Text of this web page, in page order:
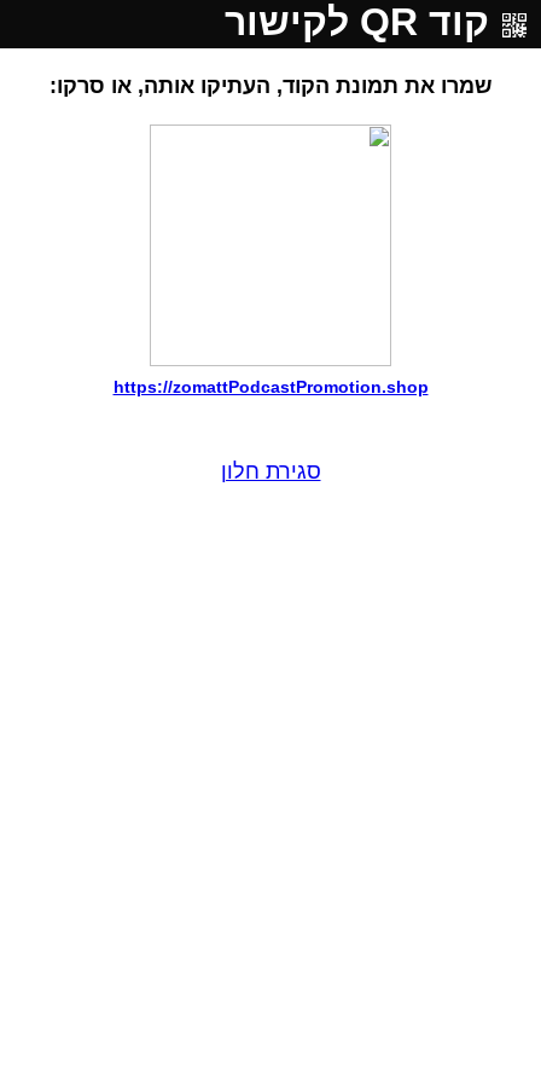
קוד QR לקישור
שמרו את תמונת הקוד, העתיקו אותה, או סרקו:
https://zomattPodcastPromotion.shop
סגירת חלון